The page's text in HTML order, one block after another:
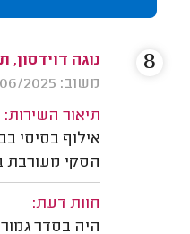
נוגה דוידסון,
משוב: 25/06/2025
תיאור השירות:
אילוף בסיסי
הסקי מעורבת בת 4
חוות דעת:
היה בסדר
8